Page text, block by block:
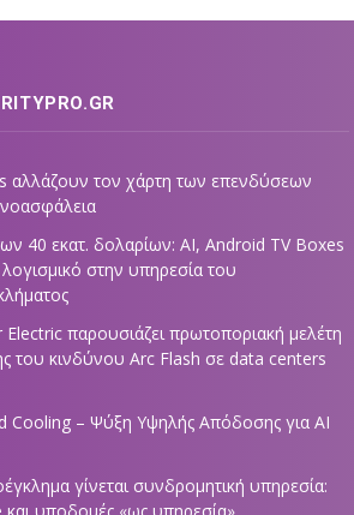
αλλάζουν τον χάρτη των επενδύσεων
40 εκατ. δολαρίων: AI, Android TV Boxes
λογισμικό στην υπηρεσία του
παρουσιάζει πρωτοποριακή μελέτη
του κινδύνου Arc Flash σε data centers
Cooling – Ψύξη Υψηλής Απόδοσης για AI
γίνεται συνδρομητική υπηρεσία: